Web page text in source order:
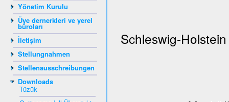
Yönetim Kurulu
Üye dernerkleri ve yerel
büroları
İletişim
Stellungnahmen
Stellenausschreibungen
Downloads
Tüzük
Schleswig-